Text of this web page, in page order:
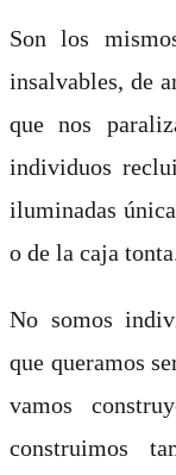
Son los
insalvables, de
que nos
individuos
iluminadas
o de la caja
No somos
que queramos
vamos
construimos